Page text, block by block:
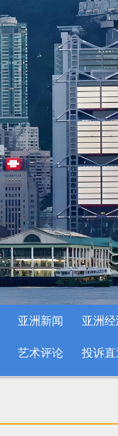
亚洲新闻 亚洲
艺术评论 投诉直